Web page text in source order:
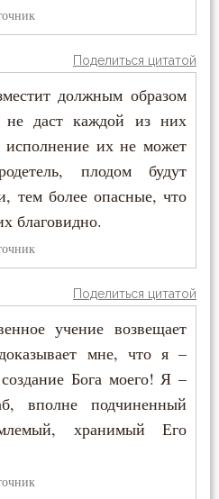
Поделиться цитатой
должным образом
не даст каждой из них
их не может
плодом будут
тем более опасные, что
благовидно.
Поделиться цитатой
учение возвещает
мне, что я –
Бога моего! Я –
вполне подчиненный
хранимый Его